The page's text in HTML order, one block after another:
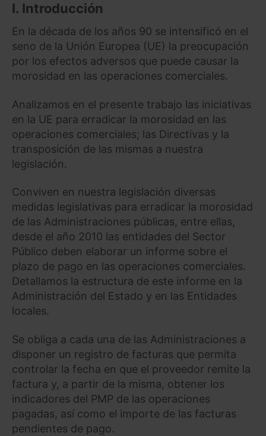
I. Introducción
En la década de los años 90 se intensificó en el
seno de la Unión Europea (UE) la preocupación
por los efectos adversos que puede causar la
morosidad en las operaciones comerciales.
Analizamos en el presente trabajo las iniciativas
en la UE para erradicar la morosidad en las
operaciones comerciales; las Directivas y la
transposición de las mismas a nuestra
legislación.
Conviven en nuestra legislación diversas
medidas legislativas para erradicar la morosidad
de las Administraciones públicas, entre ellas,
desde el año 2010 las entidades del Sector
Público deben elaborar un informe sobre el
plazo de pago en las operaciones comerciales.
Detallamos la estructura de este informe en la
Administración del Estado y en las Entidades
locales.
Se obliga a cada una de las Administraciones a
disponer un registro de facturas que permita
controlar la fecha en que el proveedor remite la
factura y, a partir de la misma, obtener los
indicadores del PMP de las operaciones
pagadas, así como el importe de las facturas
pendientes de pago.